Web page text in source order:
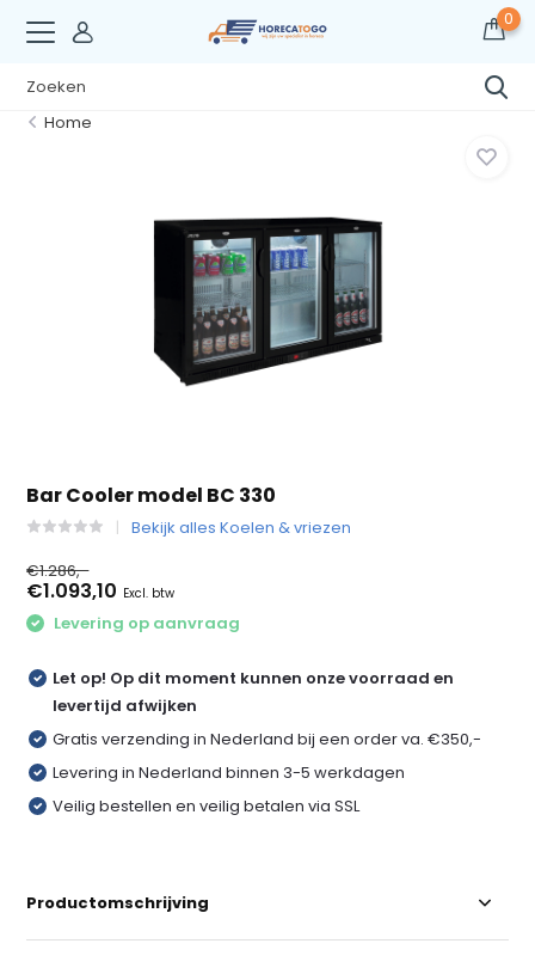
0
Home
Bar Cooler model BC 330
Bekijk alles Koelen & vriezen
€1.286,-
€1.093,10 Excl. btw
Levering op aanvraag
Let op! Op dit moment kunnen onze voorraad en
levertijd afwijken
Gratis verzending in Nederland bij een order va. €350,-
Levering in Nederland binnen 3-5 werkdagen
Veilig bestellen en veilig betalen via SSL
Productomschrijving